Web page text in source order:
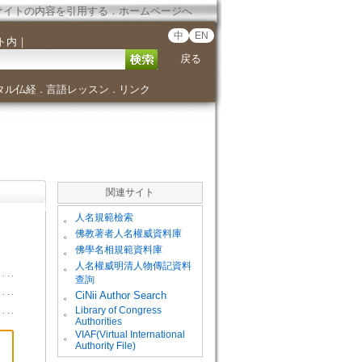
イトの内容を引用する．ホームページへ
内 ｜ 中 EN
戻る
ル仏経． 言語レッスン ． リンク
関連サイト
。 人名規範檢索
。 佛教著者人名權威資料庫
。 佛學名相規範資料庫
。
人名權威明清人物傳記資料
查詢
。
CiNii Author Search
。
Library of Congress
Authorities
。
VIAF(Virtual International
Authority File)